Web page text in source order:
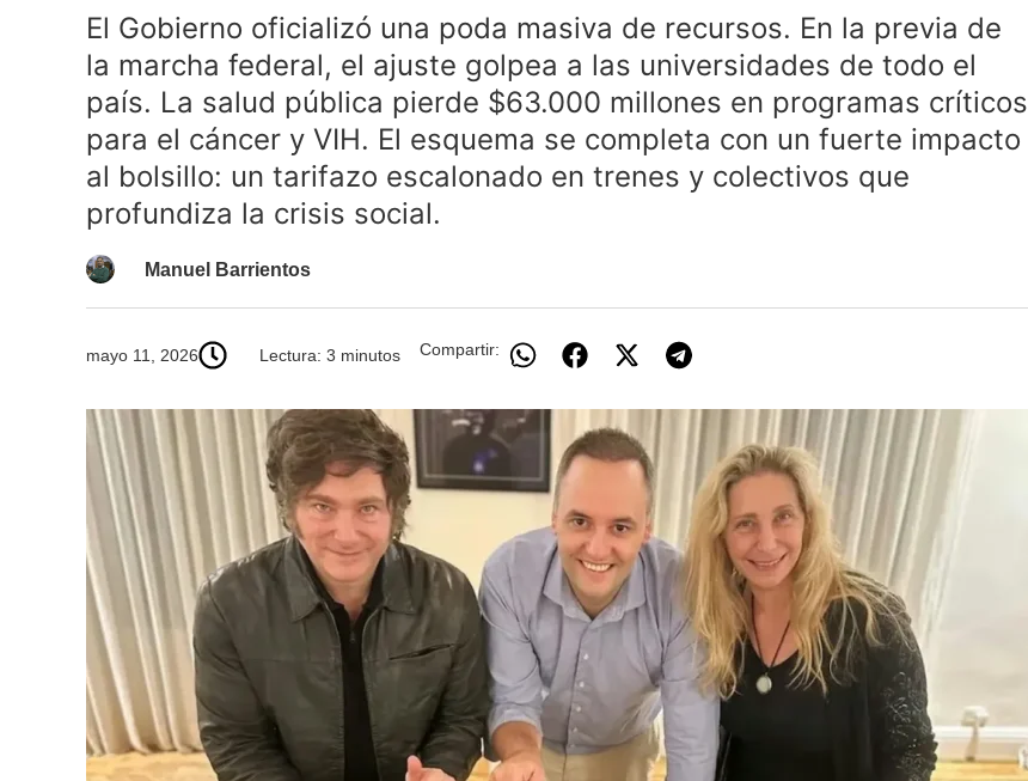
El Gobierno oficializó una poda masiva de recursos. En la previa de
la marcha federal, el ajuste golpea a las universidades de todo el
país. La salud pública pierde $63.000 millones en programas críticos
para el cáncer y VIH. El esquema se completa con un fuerte impacto
al bolsillo: un tarifazo escalonado en trenes y colectivos que
profundiza la crisis social.
Manuel Barrientos
mayo 11, 2026 Lectura: 3 minutos Compartir: